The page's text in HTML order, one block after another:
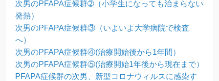
次男のPFAPA症候群➁（小学生になっても治まらない
発熱）
次男のPFAPA症候群③（いよいよ大学病院で検査
へ）
次男のPFAPA症候群④(治療開始後から1年間）
次男のPFAPA症候群⑤(治療開始1年後から現在まで）
PFAPA症候群の次男、新型コロナウィルスに感染す